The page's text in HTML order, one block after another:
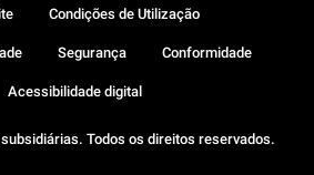
Todos os direitos reservados.
Condições de Utilização
Segurança Conformidade
Acessibilidade digital